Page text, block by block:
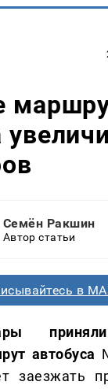
Семён Ракшин
Автор статьи
в
автобуса
заезжать